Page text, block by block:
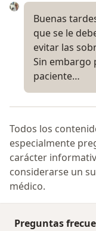
Buenas
que se le
evitar las
Sin embargo
paciente…
Todos los
especialmente
carácter
considerarse un
médico.
Preguntas